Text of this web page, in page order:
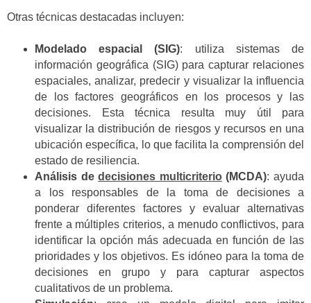
Otras técnicas destacadas incluyen:
Modelado espacial (SIG): utiliza sistemas de
información geográfica (SIG) para capturar relaciones
espaciales, analizar, predecir y visualizar la influencia
de los factores geográficos en los procesos y las
decisiones. Esta técnica resulta muy útil para
visualizar la distribución de riesgos y recursos en una
ubicación específica, lo que facilita la comprensión del
estado de resiliencia.
Análisis dedecisiones multicriterio(MCDA): ayuda
a los responsables de la toma de decisiones a
ponderar diferentes factores y evaluar alternativas
frente a múltiples criterios, a menudo conflictivos, para
identificar la opción más adecuada en función de las
prioridades y los objetivos. Es idóneo para la toma de
decisiones en grupo y para capturar aspectos
cualitativos de un problema.